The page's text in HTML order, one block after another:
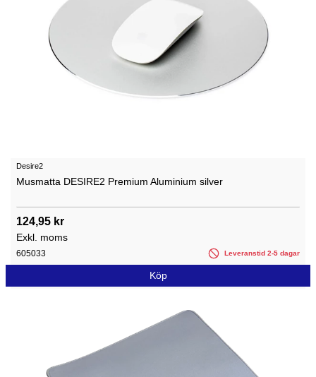
Desire2
Musmatta DESIRE2 Premium Aluminium silver
124,95 kr
Exkl. moms
605033 Leveranstid 2-5 dagar
Köp